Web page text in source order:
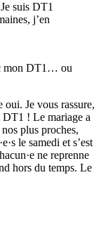
suis DT1
j’en
mon DT1… ou
Je vous rassure,
DT1 ! Le mariage a
plus proches,
le samedi et s’est
ne reprenne
hors du temps. Le